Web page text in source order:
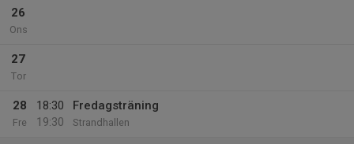
26
Ons
27
Tor
28
Fre
18:30
19:30
Fredagsträning
Strandhallen